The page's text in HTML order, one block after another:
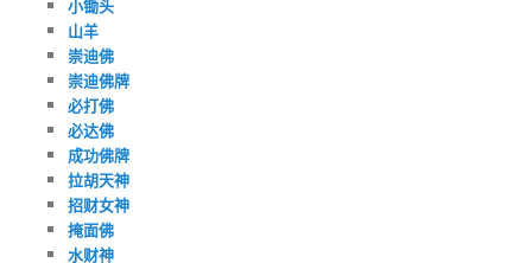
小锄头
山羊
崇迪佛
崇迪佛牌
必打佛
必达佛
成功佛牌
拉胡天神
招财女神
掩面佛
水财神